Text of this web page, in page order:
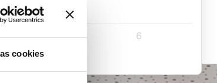
cookies
5 6